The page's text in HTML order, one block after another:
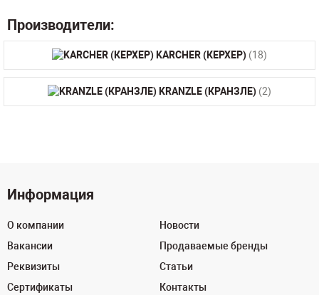
Производители:
KARCHER (КЕРХЕР) (18)
KRANZLE (КРАНЗЛЕ) (2)
Информация
О компании
Вакансии
Реквизиты
Сертификаты
Новости
Продаваемые бренды
Статьи
Контакты